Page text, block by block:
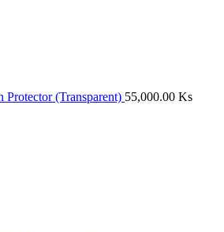
(Transparent) 55,000.00 Ks